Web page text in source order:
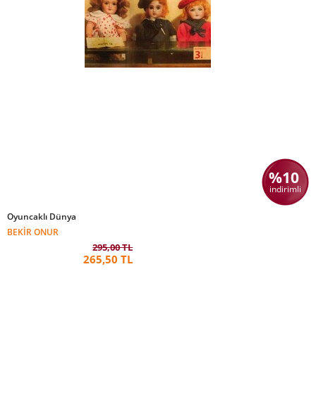
%10
indirimli
Oyuncaklı Dünya
BEKIR ONUR
295,00 TL
265,50 TL